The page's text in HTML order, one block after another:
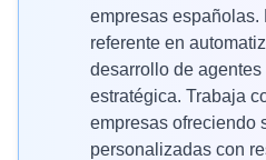
empresas españolas.
referente en
desarrollo de agentes
estratégica. Trabaja
empresas ofreciendo
personalizadas con